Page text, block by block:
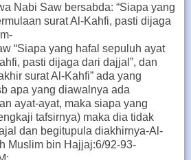
Nabi Saw bersabda: “Siapa yang
surat Al-Kahfi, pasti dijaga
“Siapa yang hafal sepuluh ayat
pasti dijaga dari dajjal”, dan
surat Al-Kahfi” ada yang
apa yang diawalnya ada
ayat-ayat, maka siapa yang
tafsirnya) maka dia tidak
dan begitupula diakhirnya-Al-
Muslim bin Hajjaj:6/92-93-